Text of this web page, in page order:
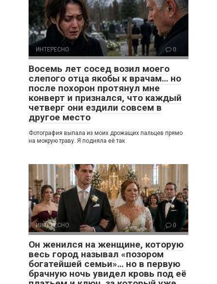
ИНТЕРЕСНО 0
Восемь лет сосед возил моего
слепого отца якобы к врачам… но
после похорон протянул мне
конверт и признался, что каждый
четверг они ездили совсем в
другое место
Фотография выпала из моих дрожащих пальцев прямо
на мокрую траву. Я подняла её так
ИНТЕРЕСНО 0
Он женился на женщине, которую
весь город называл «позором
богатейшей семьи»… но в первую
брачную ночь увидел кровь под её